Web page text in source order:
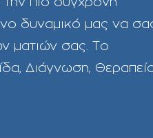
πιο σύγχρονη
δυναμικό μας να
ματιών σας. Το
Διάγνωση,